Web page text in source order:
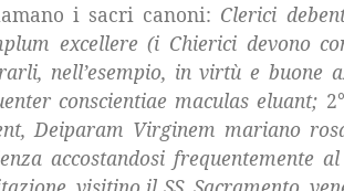
i sacri canoni: Clerici
excellere (i Chierici devono
nell’esempio, in virtù e buone
conscientiae maculas eluant; 2°
Deiparam Virginem mariano
accostandosi frequentemente